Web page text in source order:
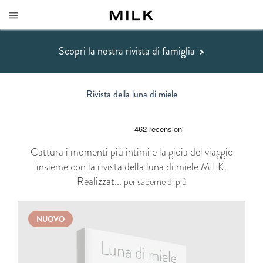
Scopri la nostra rivista di famiglia >
Rivista della luna di miele
Cattura i momenti più intimi e la gioia del viaggio
insieme con la rivista della luna di miele MILK.
Realizzat... per saperne di più
NUOVO